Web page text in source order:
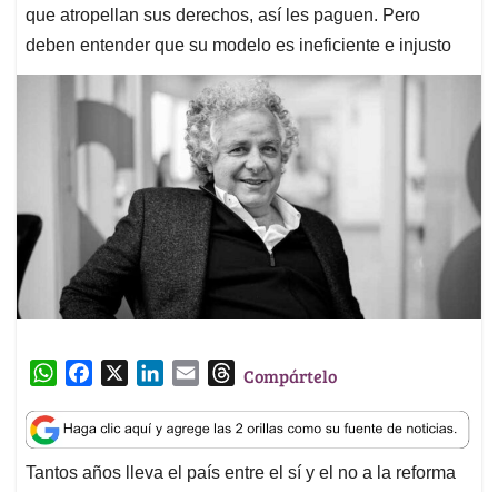
que atropellan sus derechos, así les paguen. Pero
deben entender que su modelo es ineficiente e injusto
W
a
t
s
c
e
b
n
k
e
a
i
l
T
r
e
a
Compártelo
Tantos años lleva el país entre el sí y el no a la reforma